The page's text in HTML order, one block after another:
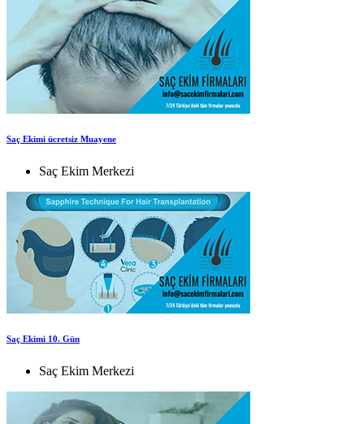
Saç Ekimi ücretsiz Muayene
Saç Ekim Merkezi
Saç Ekimi 10. Gün
Saç Ekim Merkezi